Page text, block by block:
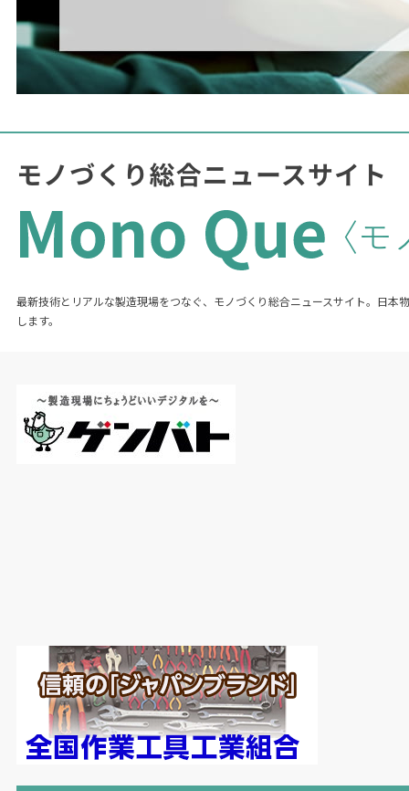
最新技術とリアルな製造現場をつなぐ、モノづくり総合ニュースサイト。日本
します。